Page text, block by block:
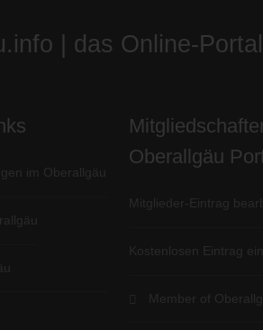
| das Online-
im Oberallgäu
Oberallgäu
Mitglieder-Eintrag
Kostenlosen Eintrag
Member of